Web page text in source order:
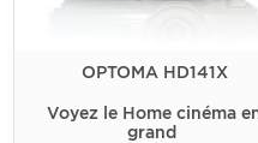
OPTOMA HD141X
Voyez le Home cinéma
grand